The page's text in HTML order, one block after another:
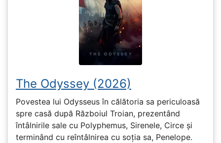
The Odyssey (2026)
Povestea lui Odysseus în călătoria sa periculoasă
spre casă după Războiul Troian, prezentând
întâlnirile sale cu Polyphemus, Sirenele, Circe și
terminând cu reîntâlnirea cu soția sa, Penelope.